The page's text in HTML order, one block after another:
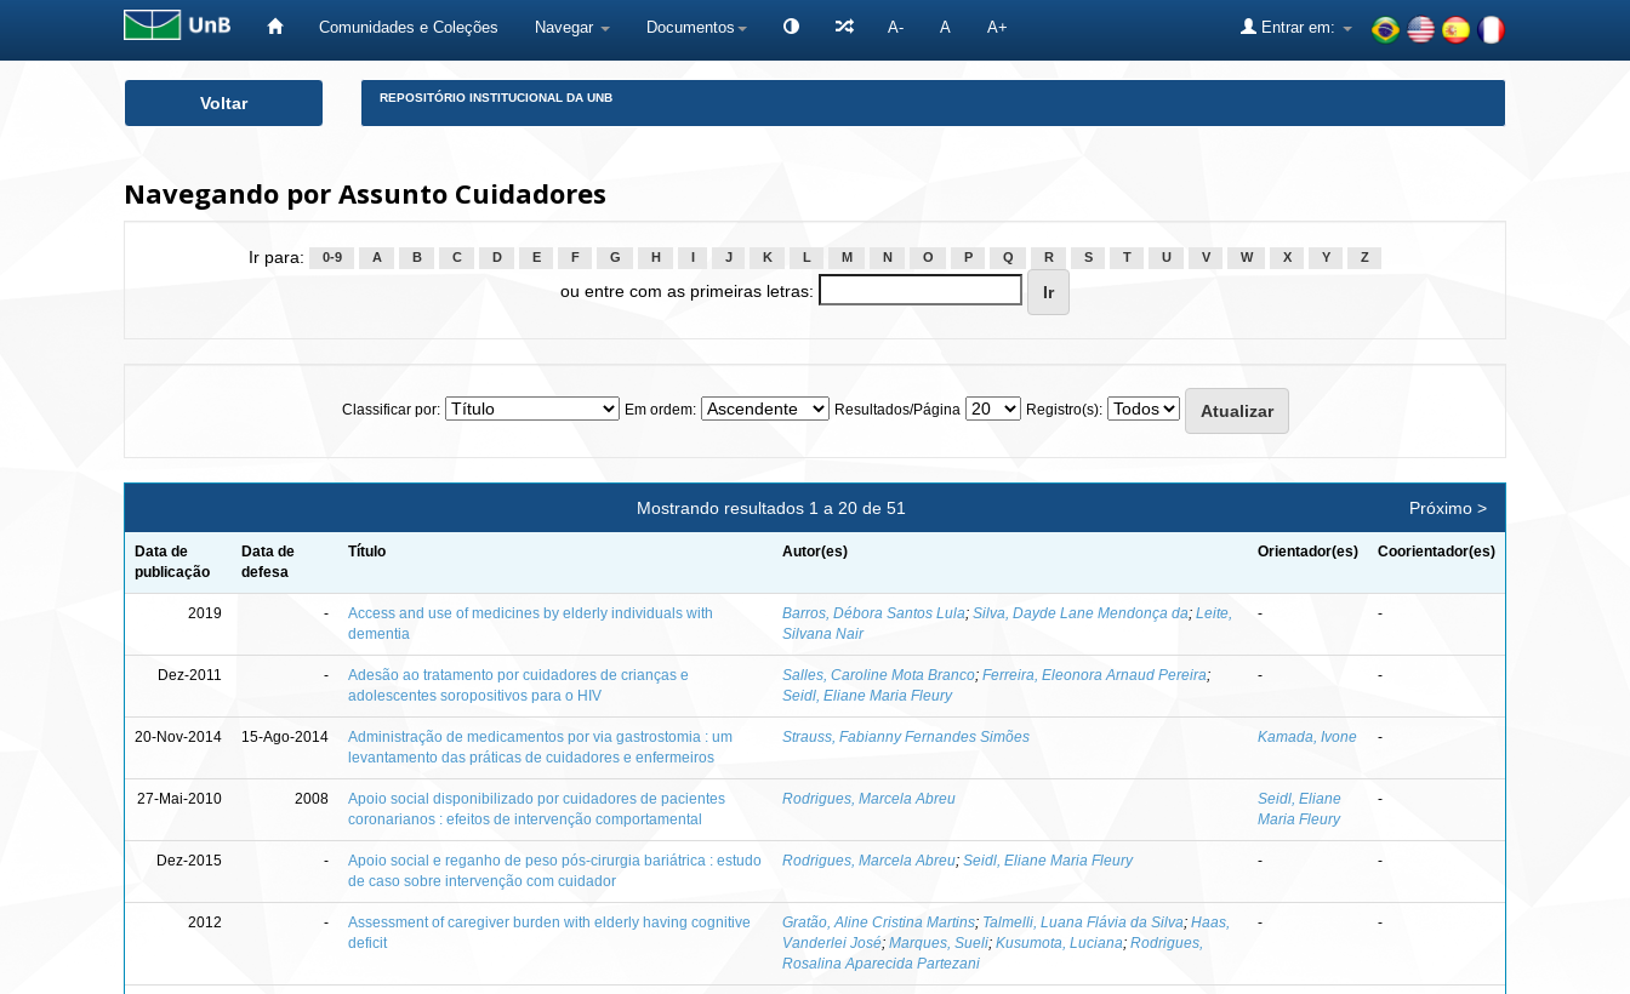
Comunidades e Coleções Navegar Documentos A- A A+ Entrar em:
Voltar REPOSITÓRIO INSTITUCIONAL DA UNB
Navegando por Assunto Cuidadores
Ir para: 0-9 A B C D E F G H J K L M N O P Q R S T U V W X Y Z
ou entre com as primeiras letras:
Classificar por: Em ordem: Resultados/Página Registro(s):
Mostrando resultados 1 a 20 de 51 Próximo >
Data de
publicação
Data de
defesa
Título Autor(es) Orientador(es) Coorientador(es)
2019 -
Access and use of medicines by elderly individuals with
dementia
Barros, Débora Santos Lula; Silva, Dayde Lane Mendonça da; Leite,
Silvana Nair
- -
Dez-2011 -
Adesão ao tratamento por cuidadores de crianças e
adolescentes soropositivos para o HIV
Salles, Caroline Mota Branco; Ferreira, Eleonora Arnaud Pereira;
Seidl, Eliane Maria Fleury
- -
20-Nov-2014 15-Ago-2014
Administração de medicamentos por via gastrostomia : um
levantamento das práticas de cuidadores e enfermeiros
Strauss, Fabianny Fernandes Simões Kamada, Ivone -
27-Mai-2010 2008
Apoio social disponibilizado por cuidadores de pacientes
coronarianos : efeitos de intervenção comportamental
Rodrigues, Marcela Abreu
Seidl, Eliane
Maria Fleury
-
Dez-2015 -
Apoio social e reganho de peso pós-cirurgia bariátrica : estudo
de caso sobre intervenção com cuidador
Rodrigues, Marcela Abreu; Seidl, Eliane Maria Fleury - -
2012 -
Assessment of caregiver burden with elderly having cognitive
deficit
Gratão, Aline Cristina Martins; Talmelli, Luana Flávia da Silva; Haas,
Vanderlei José; Marques, Sueli; Kusumota, Luciana; Rodrigues,
Rosalina Aparecida Partezani
- -